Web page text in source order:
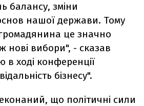
балансу, зміни
нашої держави. Тому
це значно
нові вибори", - сказав
в ході конференції
бізнесу".
що політичні сили